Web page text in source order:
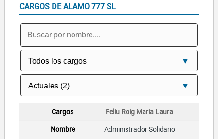
CARGOS DE ALAMO 777 SL
Feliu Roig Maria Laura
Administrador Solidario